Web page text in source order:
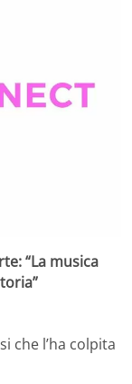
“La musica
che l’ha colpita